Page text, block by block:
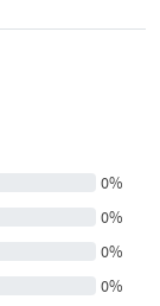
0%
0%
0%
0%